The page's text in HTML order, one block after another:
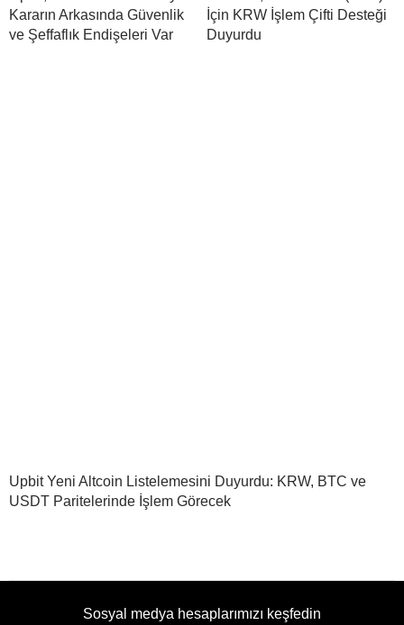
Kararın Arkasında Güvenlik
ve Şeffaflık Endişeleri Var
İçin KRW İşlem Çifti Desteği
Duyurdu
Upbit Yeni Altcoin Listelemesini Duyurdu: KRW, BTC ve
USDT Paritelerinde İşlem Görecek
Sosyal medya hesaplarımızı keşfedin